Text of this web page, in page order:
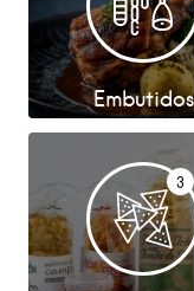
Embutidos
3